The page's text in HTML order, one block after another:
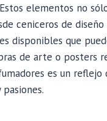
elementos no
ceniceros de
disponibles que
de arte o posters
es un